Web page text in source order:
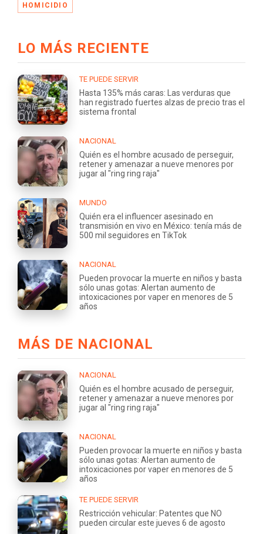
HOMICIDIO
LO MÁS RECIENTE
TE PUEDE SERVIR
Hasta 135% más caras: Las verduras que
han registrado fuertes alzas de precio tras el
sistema frontal
NACIONAL
Quién es el hombre acusado de perseguir,
retener y amenazar a nueve menores por
jugar al "ring ring raja"
MUNDO
Quién era el influencer asesinado en
transmisión en vivo en México: tenía más de
500 mil seguidores en TikTok
NACIONAL
Pueden provocar la muerte en niños y basta
sólo unas gotas: Alertan aumento de
intoxicaciones por vaper en menores de 5
años
MÁS DE NACIONAL
NACIONAL
Quién es el hombre acusado de perseguir,
retener y amenazar a nueve menores por
jugar al "ring ring raja"
NACIONAL
Pueden provocar la muerte en niños y basta
sólo unas gotas: Alertan aumento de
intoxicaciones por vaper en menores de 5
años
TE PUEDE SERVIR
Restricción vehicular: Patentes que NO
pueden circular este jueves 6 de agosto